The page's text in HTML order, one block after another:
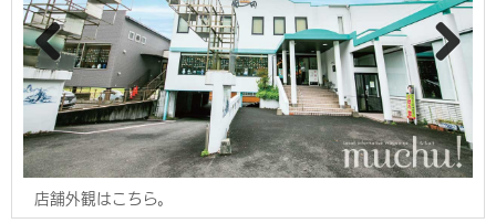
店舗外観はこちら。
Pre
viou
s
Nex
t